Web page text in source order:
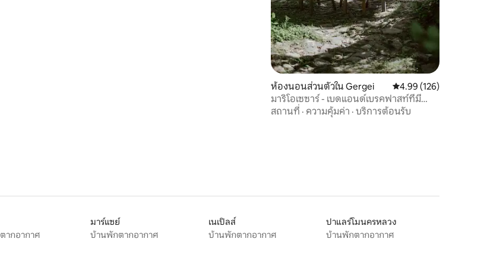
ห้องนอนส่วนตัวใน Gergei คะแนนเฉลี่ย 4.99 จาก
4.99 (126)
มาริโอเซซาร์ - เบดแอนด์เบรคฟาสท์ที่มี
เสน่ห์สุดพิเศษ
สถานที่ · ความคุ้มค่า · บริการต้อนรับ
ากอากาศ
มาร์แซย์
บ้านพักตากอากาศ
เนเปิลส์
บ้านพักตากอากาศ
ปาแลร์โมนครหลวง
บ้านพักตากอากาศ